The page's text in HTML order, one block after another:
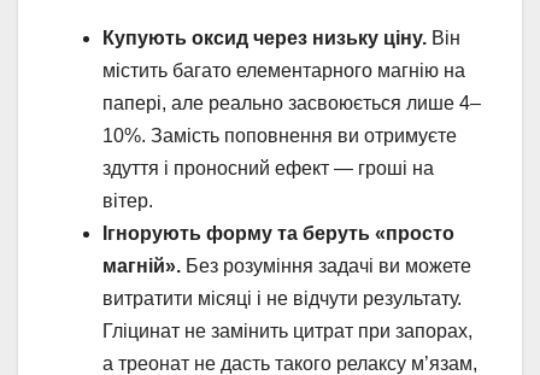
Купують оксид через низьку ціну. Він
містить багато елементарного магнію на
папері, але реально засвоюється лише 4–
10%. Замість поповнення ви отримуєте
здуття і проносний ефект — гроші на
вітер.
Ігнорують форму та беруть «просто
магній». Без розуміння задачі ви можете
витратити місяці і не відчути результату.
Гліцинат не замінить цитрат при запорах,
а треонат не дасть такого релаксу м’язам,